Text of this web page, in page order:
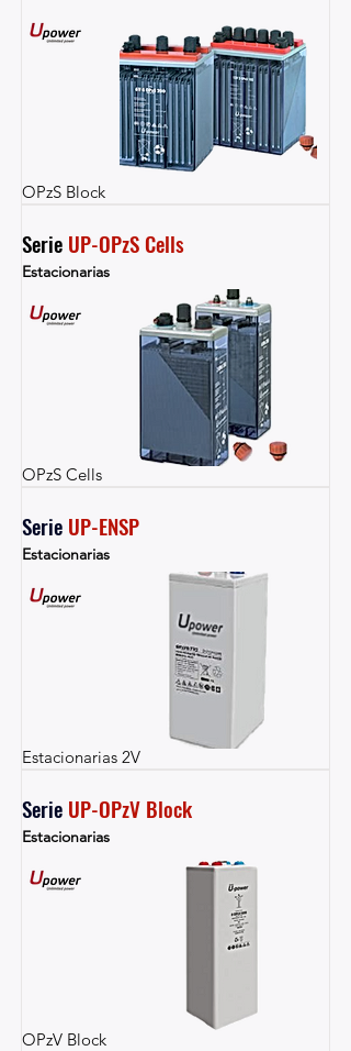
OPzS Block
Serie UP-OPzS Cells
Estacionarias
OPzS Cells
Serie UP-ENSP
Estacionarias
Estacionarias 2V
Serie UP-OPzV Block
Estacionarias
OPzV Block